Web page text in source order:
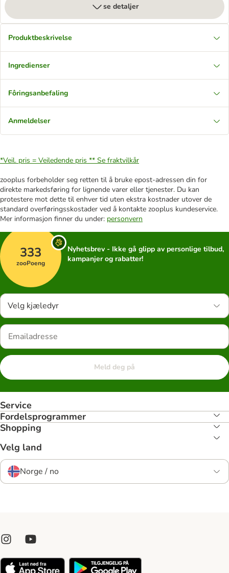
se detaljer
Produktbeskrivelse
Ingredienser
Fôringsanbefaling
Anmeldelser
*Veil. pris = Veiledende pris ** Se fraktvilkår
zooplus forbeholder seg retten til å bruke epost-adressen din for
direkte markedsføring for lignende varer eller tjenester. Du kan
protestere mot dette til enhver tid uten ekstra kostnader utover de
standard overføringsskostader ved å kontakte zooplus kundeservice.
Mer informasjon finner du under: personvern
333
zooPoeng
Nyhetsbrev - Ikke gå glipp av personlige tilbud,
kampanjer og rabatter!
Velg kjæledyr
Meld deg på
Service
Fordelsprogrammer
Shopping
Velg land
Norge / no